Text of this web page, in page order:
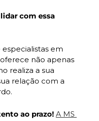
com essa
em
não apenas
realiza a sua
relação com a
ao prazo! A MS